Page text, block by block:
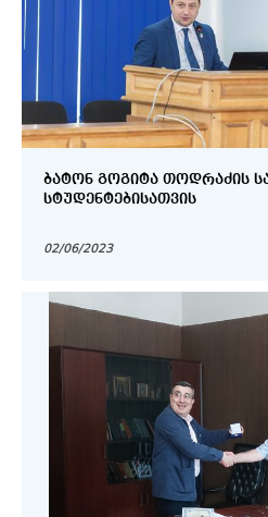
ᲑᲐᲢᲝᲜ ᲒᲝᲒᲘᲢᲐ ᲗᲝᲓᲠᲐᲫᲘᲡ
ᲡᲢᲣᲓᲔᲜᲢᲔᲑᲘᲡᲐᲗᲕᲘᲡ
02/06/2023